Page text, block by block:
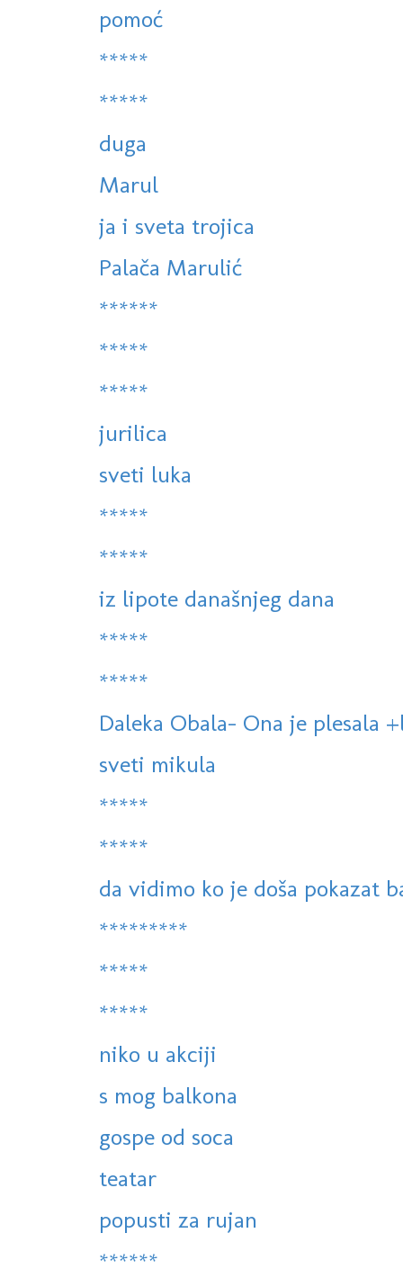
pomoć
*****
*****
duga
Marul
ja i sveta trojica
Palača Marulić
******
*****
*****
jurilica
sveti luka
*****
*****
iz lipote današnjeg dana
*****
*****
Daleka Obala- Ona je plesala
sveti mikula
*****
*****
da vidimo ko je doša pokazat
*********
*****
*****
niko u akciji
s mog balkona
gospe od soca
teatar
popusti za rujan
******